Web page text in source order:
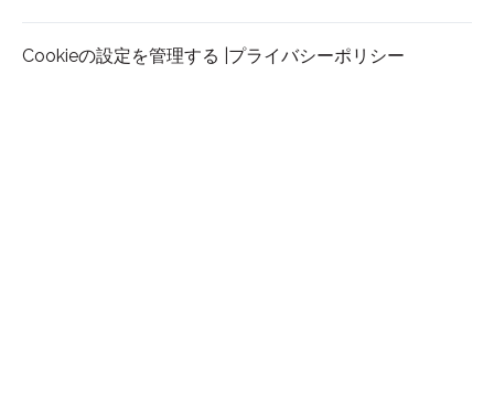
Cookieの設定を管理する | プライバシーポリシー